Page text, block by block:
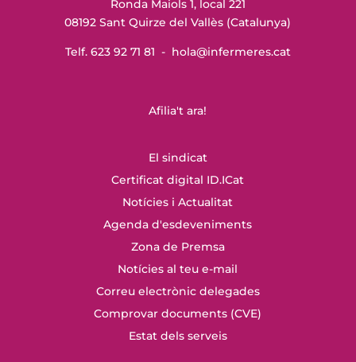
Ronda Maiols 1, local 221
08192 Sant Quirze del Vallès (Catalunya)
Telf. 623 92 71 81 - hola@infermeres.cat
Afilia't ara!
El sindicat
Certificat digital ID.ICat
Notícies i Actualitat
Agenda d'esdeveniments
Zona de Premsa
Notícies al teu e-mail
Correu electrònic delegades
Comprovar documents (CVE)
Estat dels serveis